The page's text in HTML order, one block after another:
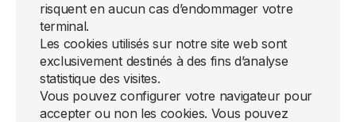
risquent en aucun cas d’endommager votre
terminal.
Les cookies utilisés sur notre site web sont
exclusivement destinés à des fins d’analyse
statistique des visites.
Vous pouvez configurer votre navigateur pour
accepter ou non les cookies. Vous pouvez